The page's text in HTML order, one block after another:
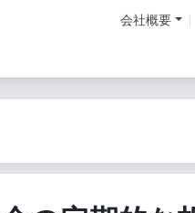
会社概要